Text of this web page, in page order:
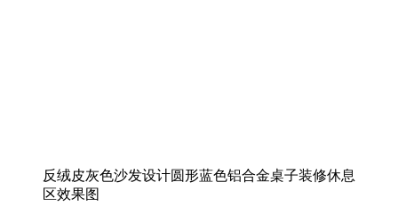
反绒皮灰色沙发设计圆形蓝色铝合金桌子装修休息
区效果图